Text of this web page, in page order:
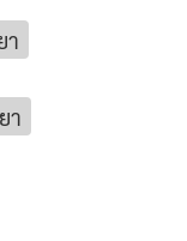
า
า